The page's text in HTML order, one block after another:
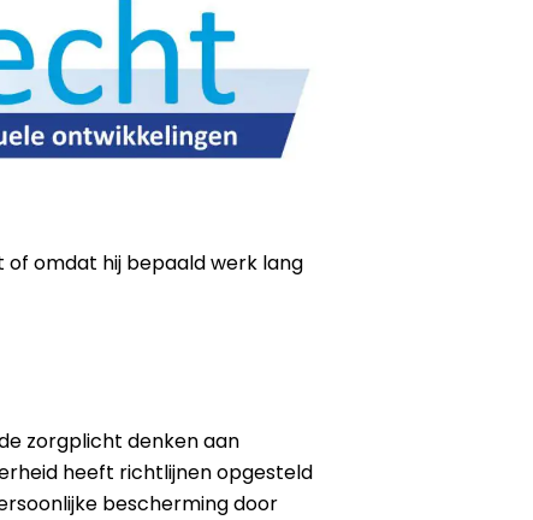
omdat hij bepaald werk lang
zorgplicht denken aan
heeft richtlijnen opgesteld
bescherming door